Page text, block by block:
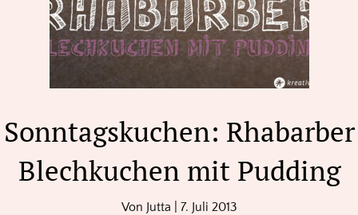
Sonntagskuchen: Rhabarber
Blechkuchen mit Pudding
Von Jutta 7. Juli 2013